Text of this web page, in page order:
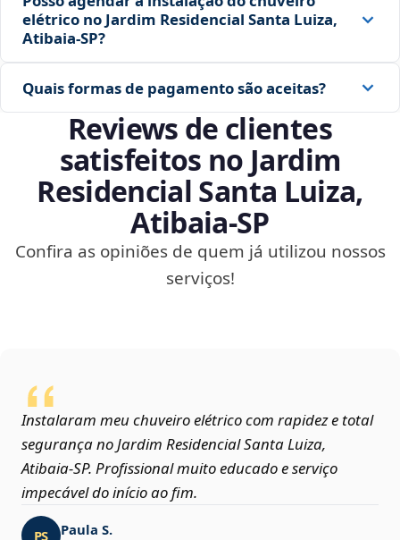
elétrico no Jardim Residencial Santa Luiza,
Atibaia‑SP?
Quais formas de pagamento são aceitas?
Reviews de clientes
satisfeitos no Jardim
Residencial Santa Luiza,
Atibaia‑SP
Confira as opiniões de quem já utilizou nossos
serviços!
Instalaram meu chuveiro elétrico com rapidez e total
segurança no Jardim Residencial Santa Luiza,
Atibaia‑SP. Profissional muito educado e serviço
impecável do início ao fim.
PS Paula S.